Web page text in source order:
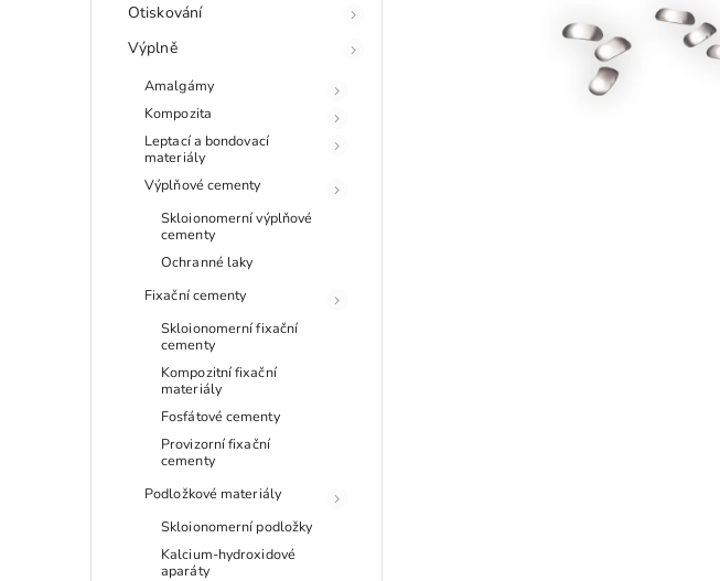
Otiskování
Výplně
Amalgámy
Kompozita
Leptací a bondovací
materiály
Výplňové cementy
Skloionomerní výplňové
cementy
Ochranné laky
Fixační cementy
Skloionomerní fixační
cementy
Kompozitní fixační
materiály
Fosfátové cementy
Provizorní fixační
cementy
Podložkové materiály
Skloionomerní podložky
Kalcium-hydroxidové
aparáty